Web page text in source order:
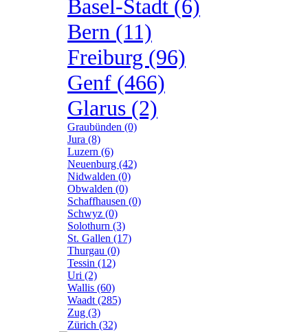
Basel-Stadt (6)
Bern (11)
Freiburg (96)
Genf (466)
Glarus (2)
Graubünden (0)
Jura (8)
Luzern (6)
Neuenburg (42)
Nidwalden (0)
Obwalden (0)
Schaffhausen (0)
Schwyz (0)
Solothurn (3)
St. Gallen (17)
Thurgau (0)
Tessin (12)
Uri (2)
Wallis (60)
Waadt (285)
Zug (3)
Zürich (32)